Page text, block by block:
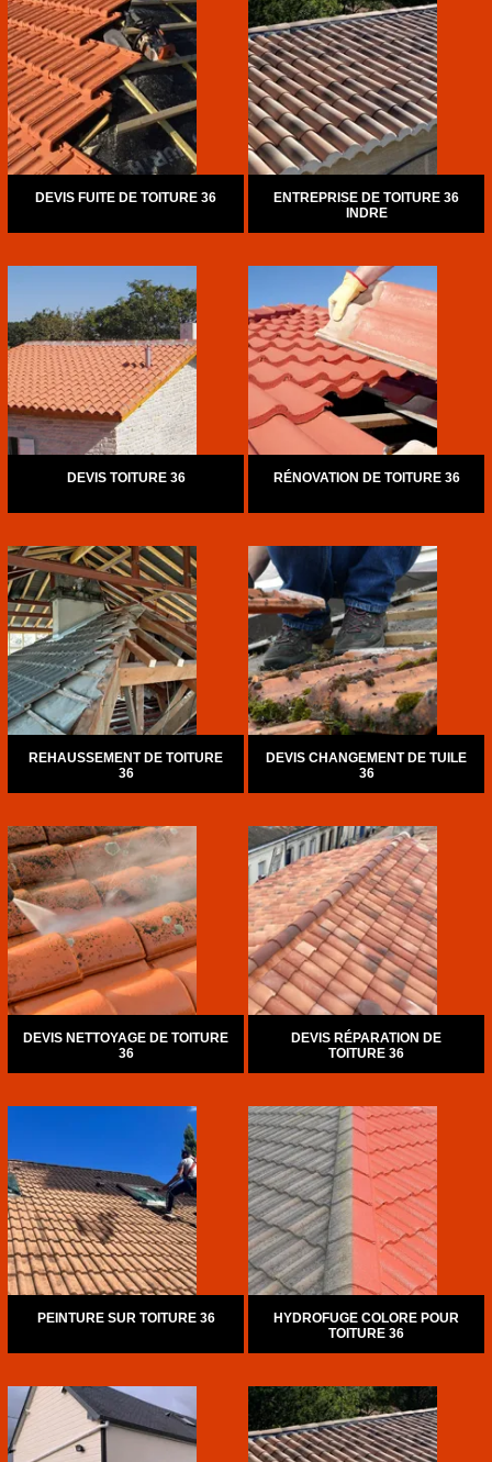
DEVIS FUITE DE TOITURE 36
ENTREPRISE DE TOITURE 36
INDRE
DEVIS TOITURE 36 RÉNOVATION DE TOITURE 36
REHAUSSEMENT DE TOITURE
36
DEVIS CHANGEMENT DE TUILE
36
DEVIS NETTOYAGE DE TOITURE
36
DEVIS RÉPARATION DE
TOITURE 36
PEINTURE SUR TOITURE 36
HYDROFUGE COLORE POUR
TOITURE 36